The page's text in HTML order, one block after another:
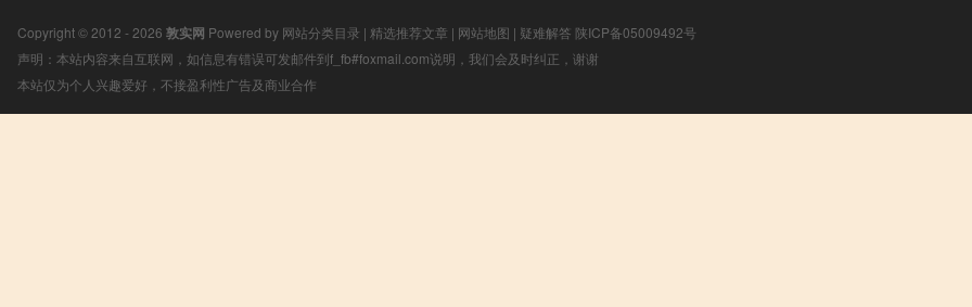
Copyright © 2012 - 2026 敦实网 Powered by 网站分类目录 | 精选推荐文章 | 网站地图 | 疑难解答 陕ICP备05009492号
声明：本站内容来自互联网，如信息有错误可发邮件到f_fb#foxmail.com说明，我们会及时纠正，谢谢
本站仅为个人兴趣爱好，不接盈利性广告及商业合作